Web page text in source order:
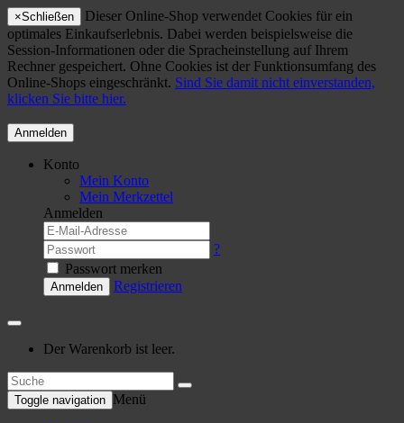
×Schließen
Dieser Online-Shop verwendet Cookies für ein
optimales Einkaufserlebnis. Dabei werden beispielsweise die
Session-Informationen oder die Spracheinstellung auf Ihrem
Rechner gespeichert. Ohne Cookies ist der Funktionsumfang des
Online-Shops eingeschränkt. Sind Sie damit nicht einverstanden,
klicken Sie bitte hier.
Anmelden
Konto
Mein Konto
Mein Merkzettel
Anmelden
?
Passwort merken
Anmelden Registrieren
Der Warenkorb ist leer.
Toggle navigation Menü